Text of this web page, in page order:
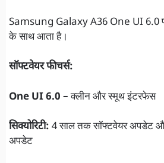
Samsung Galaxy A36 One UI 6.0
के साथ आता है।
सॉफ्टवेयर फीचर्स:
One UI 6.0 –क्लीन और स्मूथ इंटरफेस
सिक्योरिटी: 4 साल तक सॉफ्टवेयर अपडेट
अपडेट